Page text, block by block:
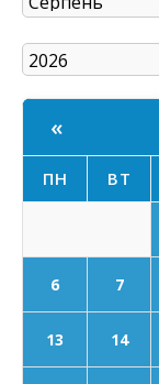
«
ПН ВТ
6 7
13 14